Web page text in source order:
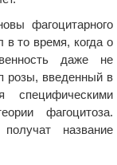
фагоцитарного
в то время, когда о
даже не
розы, введенный в
специфическими
фагоцитоза.
название